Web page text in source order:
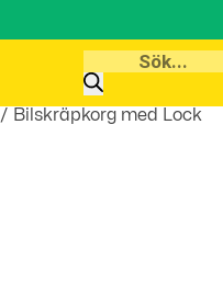
/ Bilskräpkorg med Lock